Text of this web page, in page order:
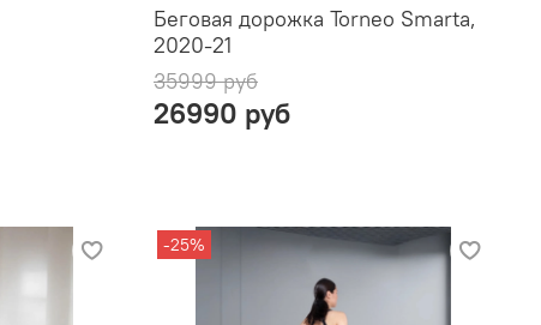
Беговая дорожка Torneo Smarta,
2020-21
35999 руб
26990 руб
-25%